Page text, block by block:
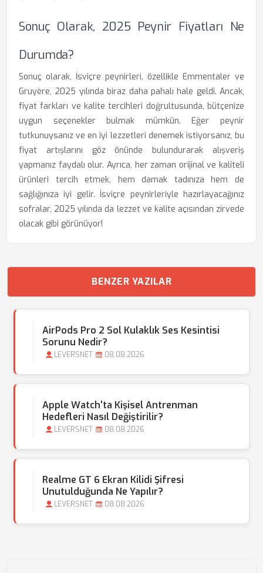
Sonuç Olarak, 2025 Peynir Fiyatları Ne
Durumda?
Sonuç olarak, İsviçre peynirleri, özellikle Emmentaler ve
Gruyère, 2025 yılında biraz daha pahalı hale geldi. Ancak,
fiyat farkları ve kalite tercihleri doğrultusunda, bütçenize
uygun seçenekler bulmak mümkün. Eğer peynir
tutkunuysanız ve en iyi lezzetleri denemek istiyorsanız, bu
fiyat artışlarını göz önünde bulundurarak alışveriş
yapmanız faydalı olur. Ayrıca, her zaman orijinal ve kaliteli
ürünleri tercih etmek, hem damak tadınıza hem de
sağlığınıza iyi gelir. İsviçre peynirleriyle hazırlayacağınız
sofralar, 2025 yılında da lezzet ve kalite açısından zirvede
olacak gibi görünüyor!
BENZER YAZILAR
AirPods Pro 2 Sol Kulaklık Ses Kesintisi
Sorunu Nedir?
LEVERSNET 08.08.2026
Apple Watch'ta Kişisel Antrenman
Hedefleri Nasıl Değiştirilir?
LEVERSNET 08.08.2026
Realme GT 6 Ekran Kilidi Şifresi
Unutulduğunda Ne Yapılır?
LEVERSNET 08.08.2026